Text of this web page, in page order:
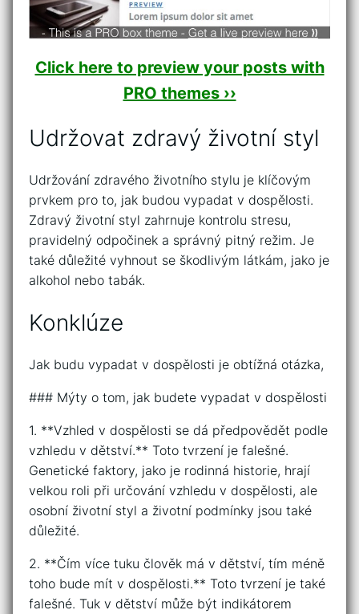
Click here to preview your posts with
PRO themes ››
Udržovat zdravý životní styl
Udržování zdravého životního stylu je klíčovým
prvkem pro to, jak budou vypadat v dospělosti.
Zdravý životní styl zahrnuje kontrolu stresu,
pravidelný odpočinek a správný pitný režim. Je
také důležité vyhnout se škodlivým látkám, jako je
alkohol nebo tabák.
Konklúze
Jak budu vypadat v dospělosti je obtížná otázka,
### Mýty o tom, jak budete vypadat v dospělosti
1. **Vzhled v dospělosti se dá předpovědět podle
vzhledu v dětství.** Toto tvrzení je falešné.
Genetické faktory, jako je rodinná historie, hrají
velkou roli při určování vzhledu v dospělosti, ale
osobní životní styl a životní podmínky jsou také
důležité.
2. **Čím více tuku člověk má v dětství, tím méně
toho bude mít v dospělosti.** Toto tvrzení je také
falešné. Tuk v dětství může být indikátorem